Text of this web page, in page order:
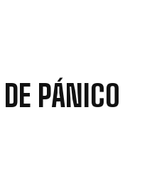
PÁNICO